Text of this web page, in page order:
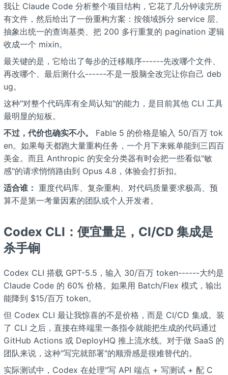
我让 Claude Code 分析整个项目结构，它花了几分钟读完所
有文件，然后给出了一份重构方案：按领域拆分 service 层、
抽象出统一的查询基类、把 200 多行重复的 pagination 逻辑
收成一个 mixin。
最关键的是，它给出了每步的迁移顺序------先改哪个文件、
再改哪个、最后测什么------不是一股脑全改完让你自己 deb
ug。
这种"对整个代码库有全局认知"的能力，是目前其他 CLI 工具
最明显的短板。
不过，代价也确实不小。
Fable 5 的价格是输入 50/百万 tok
en。如果每天都跑大量重构任务，一个月下来账单能到三四百
美金。而且 Anthropic 的安全分类器有时会把一些看似"敏
感"的请求悄悄路由到 Opus 4.8，体验会打折扣。
适合谁： 重度代码库、复杂重构、对代码质量要求极高、预
算不是第一考量因素的团队或个人开发者。
Codex CLI：便宜量足，CI/CD 集成是
杀手锏
Codex CLI 搭载 GPT-5.5，输入 30/百万 token------大约是
Claude Code 的 60% 价格。如果用 Batch/Flex 模式，输出
能降到 $15/百万 token。
但 Codex CLI 最让我惊喜的不是价格，而是 CI/CD 集成。装
了 CLI 之后，直接在终端里一条指令就能把生成的代码通过
GitHub Actions 或 DeployHQ 推上流水线。对于做 SaaS 的
团队来说，这种"写完就部署"的顺滑感是很难替代的。
实际测试中，Codex 在处理"写 API 端点 + 写测试 + 配 C